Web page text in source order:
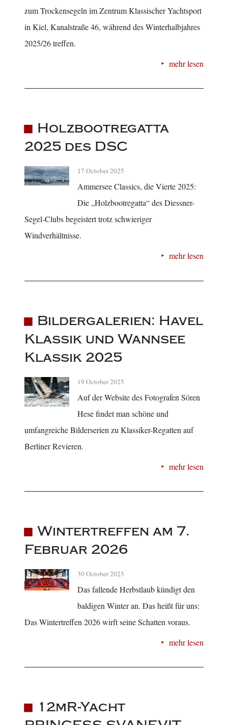
zum Trockensegeln im Zentrum Klassischer Yachtsport
in Kiel, Kanalstraße 46, während des Winterhalbjahres
2025/26 treffen.
mehr lesen
Holzbootregatta
2025 des DSC
17 October 2025
Ammersee Classics, die Vierte 2025:
Die „Holzbootregatta“ des Diessner-
Segel-Clubs begeistert trotz schwieriger
Windverhältnisse.
mehr lesen
Bildergalerien: Havel
Klassik und Wannsee
Klassik 2025
19 October 2025
Auf der Website des Fotografen Sören
Hese findet man schöne und
umfangreiche Bilderserien zu Klassiker-Regatten auf
Berliner Revieren.
mehr lesen
Wintertreffen am 7.
Februar 2026
30 October 2025
Das fallende Herbstlaub kündigt den
baldigen Winter an. Das heißt für uns:
Das Wintertreffen 2026 wirft seine Schatten voraus.
mehr lesen
12mR-Yacht